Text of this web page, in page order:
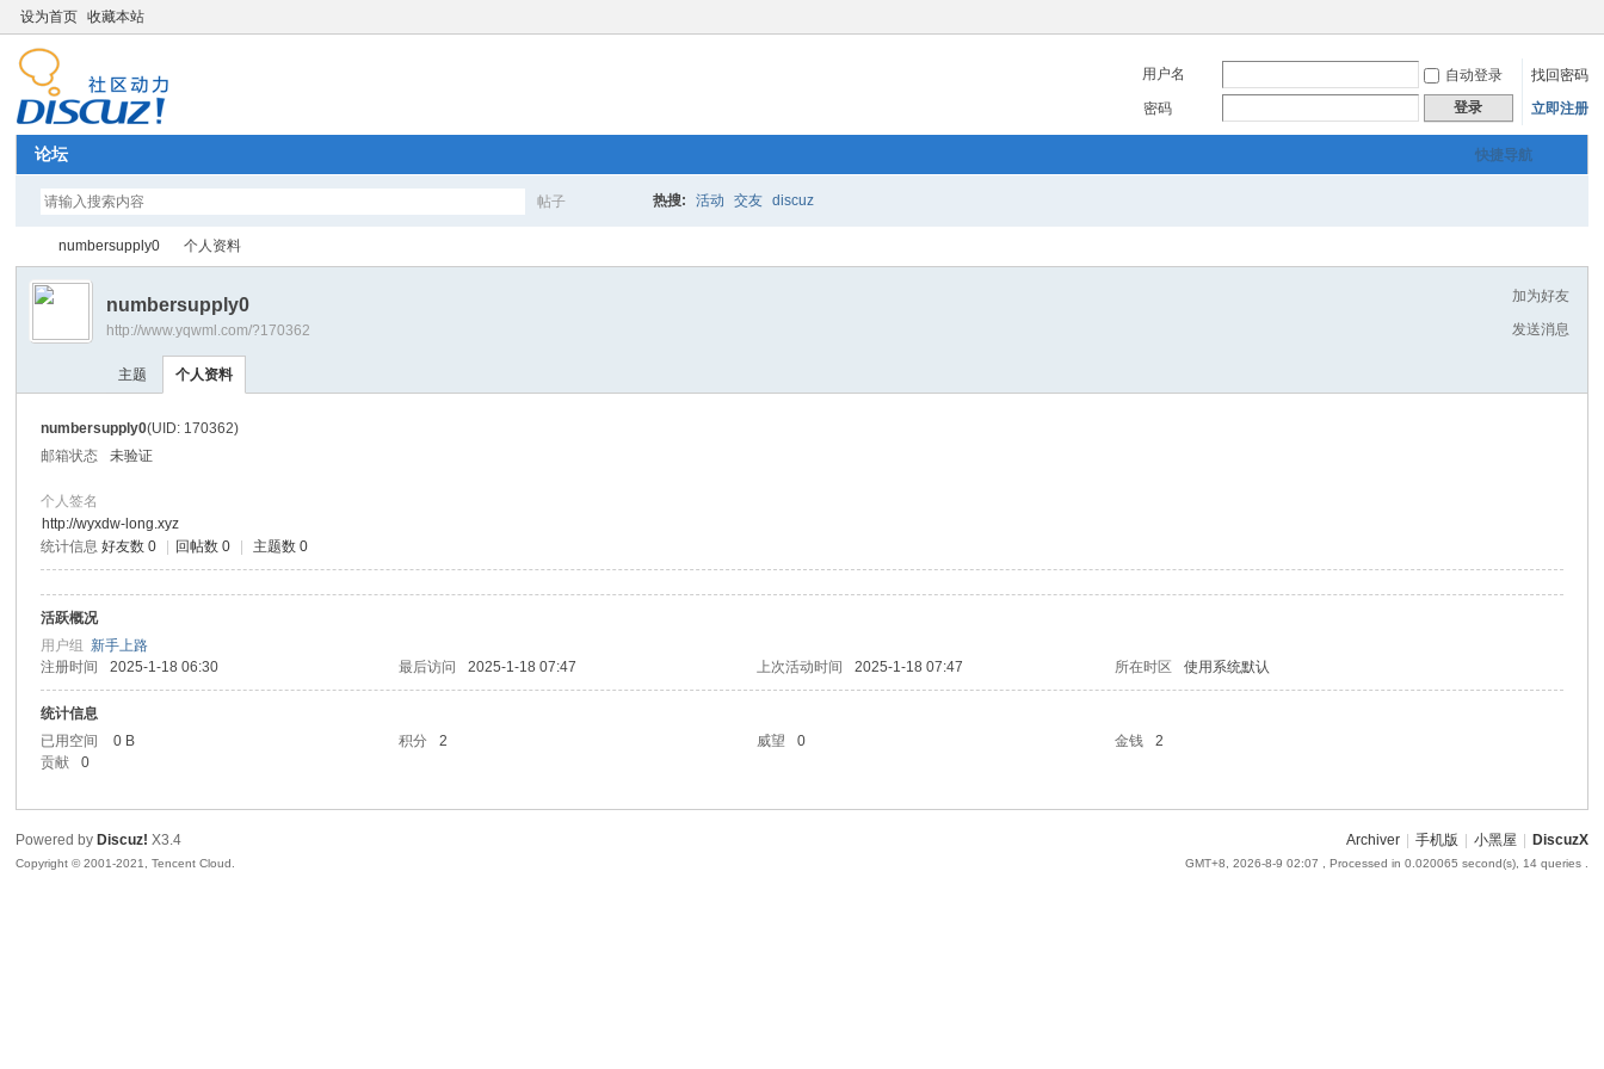
设为首页 收藏本站
用户名 自动登录
找回密码
密码
登录 立即注册
快捷导航
论坛
帖子 热搜: 活动 交友 discuz
›
numbersupply0 个人资料
加为好友
发送消息
numbersupply0
http://www.yqwml.com/?170362
主题 个人资料
numbersupply0(UID: 170362)
邮箱状态
未验证
个人签名
http://wyxdw-long.xyz
统计信息 好友数 0 回帖数 0 主题数 0
活跃概况
用户组新手上路
注册时间
2025-1-18 06:30 最后访问 2025-1-18 07:47 上次活动时间 2025-1-18 07:47 所在时区 使用系统默认
统计信息
已用空间
0 B 积分 2 威望 0 金钱
2
贡献
0
Archiver 手机版 小黑屋 DiscuzX
GMT+8, 2026-8-9 02:07 , Processed in 0.020065 second(s), 14 queries .
Powered by Discuz! X3.4
Copyright © 2001-2021, Tencent Cloud.